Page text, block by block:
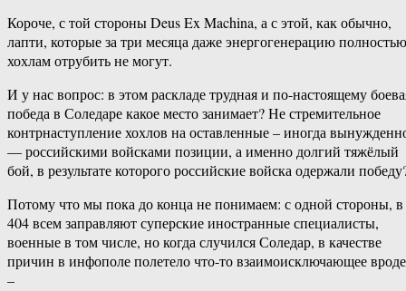
Короче, с той стороны Deus Ex Machina, а с этой, как обычно,
лапти, которые за три месяца даже энергогенерацию полностью
хохлам отрубить не могут.
И у нас вопрос: в этом раскладе трудная и по-настоящему
победа в Соледаре какое место занимает? Не стремительное
контрнаступление хохлов на оставленные – иногда
— российскими войсками позиции, а именно долгий тяжёлый
бой, в результате которого российские войска одержали
Потому что мы пока до конца не понимаем: с одной стороны, в
404 всем заправляют суперские иностранные специалисты,
военные в том числе, но когда случился Соледар, в качестве
причин в инфополе полетело что-то взаимоисключающее вроде
–